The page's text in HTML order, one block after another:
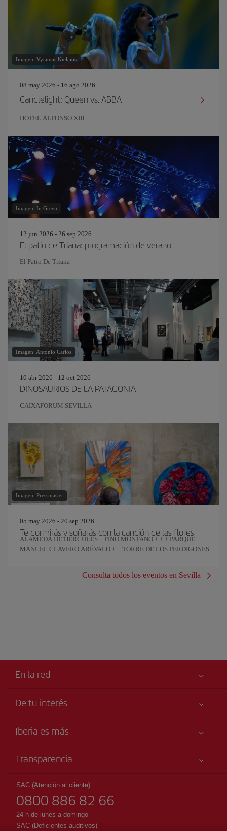
Imagen: Vytautas Kielaitis
08 may 2026 - 16 ago 2026
Candlelight: Queen vs. ABBA
HOTEL ALFONSO XIII
Imagen: In Green
12 jun 2026 - 26 sep 2026
El patio de Triana: programación de verano
El Patio De Triana
Imagen: Antonio Carlos
10 abr 2026 - 12 oct 2026
DINOSAURIOS DE LA PATAGONIA
CAIXAFORUM SEVILLA
Imagen: Pressmaster
05 may 2026 - 20 sep 2026
Te dormirás y soñarás con la canción de las flores
ALAMEDA DE HÉRCULES + PINO MONTANO + + + PARQUE
MANUEL CLAVERO ARÉVALO + + TORRE DE LOS PERDIGONES +
Consulta todos los eventos en Sevilla
En la red
De tu interés
Accesibilidad
Mapa del sitio
Sostenibilidad
Iberia es más
Grupo Iberia
Accionistas e Inversores
Nuestras Alianzas
British Airways
Transparencia
Condiciones Generales del Iberia Club
SAC (Atención al cliente)
0800 886 82 66
24 h de lunes a domingo
SAC (Deficientes auditivos)